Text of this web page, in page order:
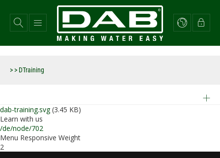
zum
Inhalt
> > DTraining
dab-training.svg (3.45 KB)
Learn with us
/de/node/702
Menu Responsive Weight
2